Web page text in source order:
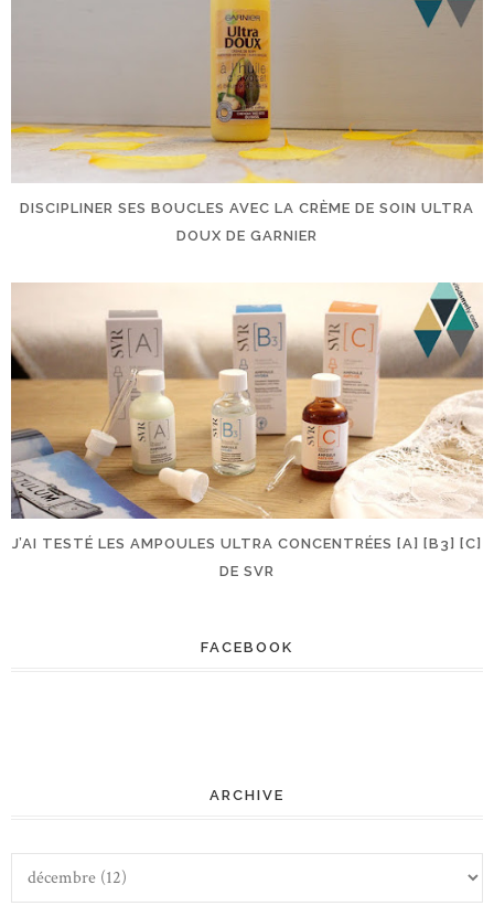
DISCIPLINER SES BOUCLES AVEC LA CRÈME DE SOIN ULTRA
DOUX DE GARNIER
J’AI TESTÉ LES AMPOULES ULTRA CONCENTRÉES [A] [B3] [C]
DE SVR
FACEBOOK
ARCHIVE